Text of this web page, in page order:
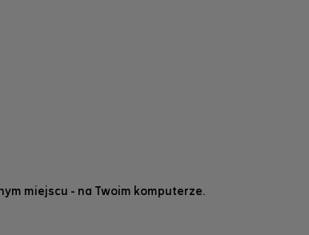
miejscu - na Twoim komputerze.